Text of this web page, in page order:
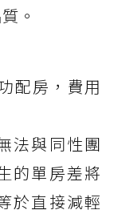
。
配房，費用
法與同性團
的單房差將
於直接減輕